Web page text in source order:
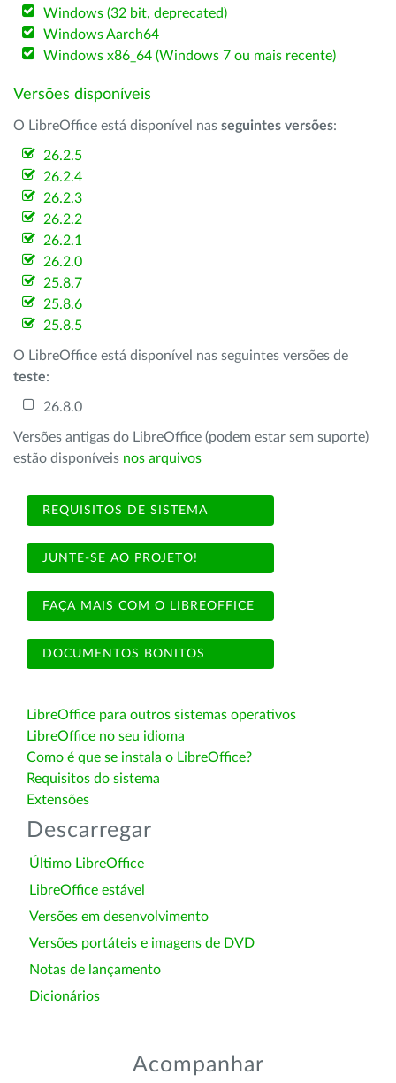
Windows (32 bit, deprecated)
Windows Aarch64
Windows x86_64 (Windows 7 ou mais recente)
Versões disponíveis
O LibreOffice está disponível nas seguintes versões:
26.2.5
26.2.4
26.2.3
26.2.2
26.2.1
26.2.0
25.8.7
25.8.6
25.8.5
O LibreOffice está disponível nas seguintes versões de
teste:
26.8.0
Versões antigas do LibreOffice (podem estar sem suporte)
estão disponíveis nos arquivos
REQUISITOS DE SISTEMA
JUNTE-SE AO PROJETO!
FAÇA MAIS COM O LIBREOFFICE
DOCUMENTOS BONITOS
LibreOffice para outros sistemas operativos
LibreOffice no seu idioma
Como é que se instala o LibreOffice?
Requisitos do sistema
Extensões
Descarregar
Último LibreOffice
LibreOffice estável
Versões em desenvolvimento
Versões portáteis e imagens de DVD
Notas de lançamento
Dicionários
Acompanhar